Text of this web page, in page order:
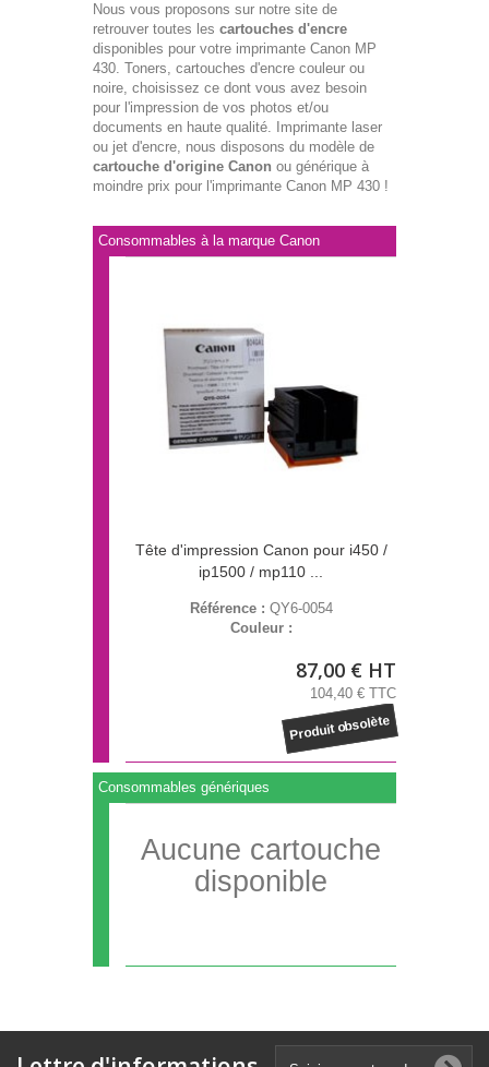
Nous vous proposons sur notre site de
retrouver toutes les cartouches d'encre
disponibles pour votre imprimante Canon MP
430. Toners, cartouches d'encre couleur ou
noire, choisissez ce dont vous avez besoin
pour l'impression de vos photos et/ou
documents en haute qualité. Imprimante laser
ou jet d'encre, nous disposons du modèle de
cartouche d'origine Canon ou générique à
moindre prix pour l'imprimante Canon MP 430 !
Consommables à la marque Canon
Tête d'impression Canon pour i450 /
ip1500 / mp110 ...
Référence : QY6-0054
Couleur :
87,00 € HT
104,40 € TTC
Produit obsolète
Consommables génériques
Aucune cartouche
disponible